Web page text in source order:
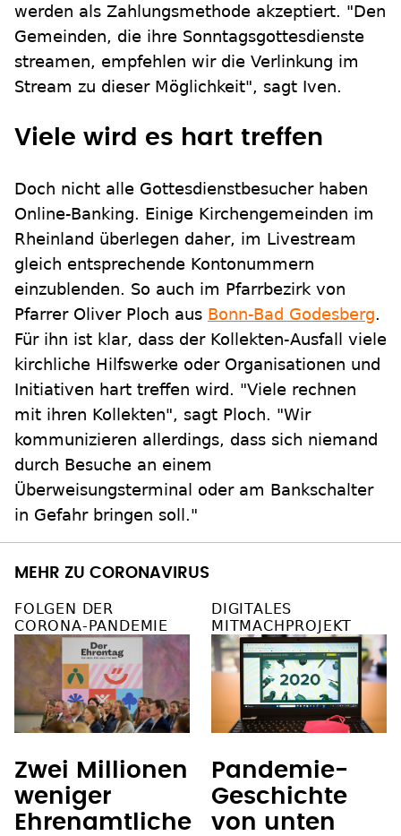
werden als Zahlungsmethode akzeptiert. "Den
Gemeinden, die ihre Sonntagsgottesdienste
streamen, empfehlen wir die Verlinkung im
Stream zu dieser Möglichkeit", sagt Iven.
Viele wird es hart treffen
Doch nicht alle Gottesdienstbesucher haben
Online-Banking. Einige Kirchengemeinden im
Rheinland überlegen daher, im Livestream
gleich entsprechende Kontonummern
einzublenden. So auch im Pfarrbezirk von
Pfarrer Oliver Ploch aus Bonn-Bad Godesberg.
Für ihn ist klar, dass der Kollekten-Ausfall viele
kirchliche Hilfswerke oder Organisationen und
Initiativen hart treffen wird. "Viele rechnen
mit ihren Kollekten", sagt Ploch. "Wir
kommunizieren allerdings, dass sich niemand
durch Besuche an einem
Überweisungsterminal oder am Bankschalter
in Gefahr bringen soll."
MEHR ZU CORONAVIRUS
FOLGEN DER
CORONA-PANDEMIE
Zwei Millionen
weniger
Ehrenamtliche
DIGITALES
MITMACHPROJEKT
Pandemie-
Geschichte
von unten